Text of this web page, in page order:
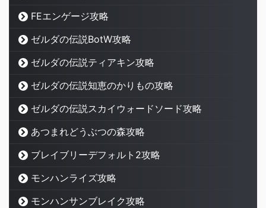
FEエンゲージ攻略
ゼルダの伝説BotW攻略
ゼルダの伝説ティアキン攻略
ゼルダの伝説知恵のかりもの攻略
ゼルダの伝説スカイウォードソード攻略
あつまれどうぶつの森攻略
ブレイブリーデフォルト2攻略
モンハンライズ攻略
モンハンサンブレイク攻略